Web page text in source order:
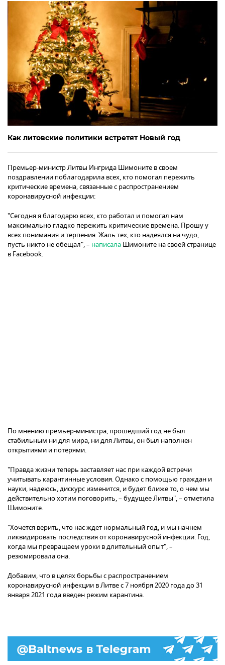
Как литовские политики встретят Новый год
Премьер-министр Литвы Ингрида Шимоните в своем
поздравлении поблагодарила всех, кто помогал пережить
критические времена, связанные с распространением
коронавирусной инфекции:
"Сегодня я благодарю всех, кто работал и помогал нам
максимально гладко пережить критические времена. Прошу у
всех понимания и терпения. Жаль тех, кто надеялся на чудо,
пусть никто не обещал", – написала Шимоните на своей странице
в Facebook.
По мнению премьер-министра, прошедший год не был
стабильным ни для мира, ни для Литвы, он был наполнен
открытиями и потерями.
"Правда жизни теперь заставляет нас при каждой встречи
учитывать карантинные условия. Однако с помощью граждан и
науки, надеюсь, дискурс изменится, и будет ближе то, о чем мы
действительно хотим поговорить, – будущее Литвы", – отметила
Шимоните.
"Хочется верить, что нас ждет нормальный год, и мы начнем
ликвидировать последствия от коронавирусной инфекции. Год,
когда мы превращаем уроки в длительный опыт", –
резюмировала она.
Добавим, что в целях борьбы с распространением
коронавирусной инфекции в Литве с 7 ноября 2020 года до 31
января 2021 года введен режим карантина.